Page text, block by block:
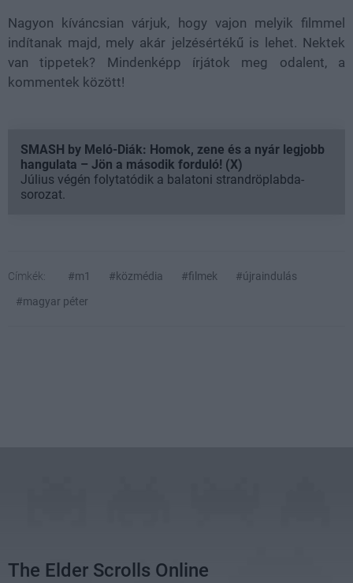
Nagyon kíváncsian várjuk, hogy vajon melyik filmmel
indítanak majd, mely akár jelzésértékű is lehet. Nektek
van tippetek? Mindenképp írjátok meg odalent, a
kommentek között!
SMASH by Meló-Diák: Homok, zene és a nyár legjobb
hangulata – Jön a második forduló! (X)
Július végén folytatódik a balatoni strandröplabda-
sorozat.
Címkék: #m1 #közmédia #filmek
#újraindulás
#magyar péter
The Elder Scrolls Online